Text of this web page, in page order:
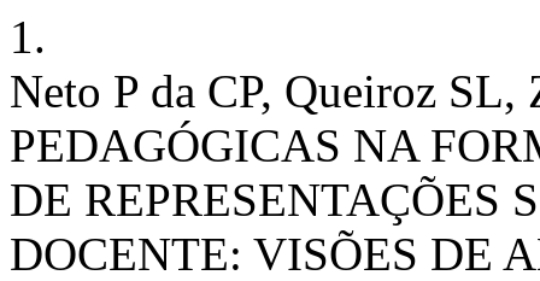
1.
Neto P da CP, Queiroz
PEDAGÓGICAS NA
DE REPRESENTAÇÕES
DOCENTE: VISÕES DE